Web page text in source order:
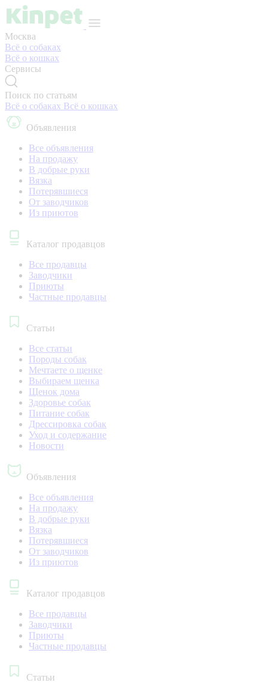
Москва
Всё о собаках
Всё о кошках
Сервисы
Поиск по статьям
Всё о собаках Всё о кошках
Объявления
Все объявления
На продажу
В добрые руки
Вязка
Потерявшиеся
От заводчиков
Из приютов
Каталог продавцов
Все продавцы
Заводчики
Приюты
Частные продавцы
Статьи
Все статьи
Породы собак
Мечтаете о щенке
Выбираем щенка
Щенок дома
Здоровье собак
Питание собак
Дрессировка собак
Уход и содержание
Новости
Объявления
Все объявления
На продажу
В добрые руки
Вязка
Потерявшиеся
От заводчиков
Из приютов
Каталог продавцов
Все продавцы
Заводчики
Приюты
Частные продавцы
Статьи